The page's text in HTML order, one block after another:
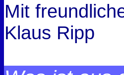
Mit
Klaus Ripp